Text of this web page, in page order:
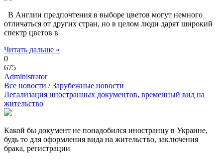
В Англии предпочтения в выборе цветов могут немного
отличаться от других стран, но в целом люди дарят широкий
спектр цветов в
Читать дальше »
0
675
Administrator
Все новости /Зарубежные новости
Легализация иностранных документов, временный вид на
жительство
Какой бы документ не понадобился иностранцу в Украине,
будь то для оформления вида на жительство, заключения
брака, регистрации